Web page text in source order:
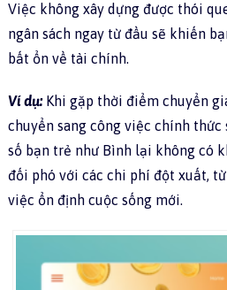
Việc không xây dựng được thói
ngân sách ngay từ đầu sẽ khiến
bất ổn về tài chính.
Ví dụ:Khi gặp thời điểm chuyển
chuyển sang công việc chính
số bạn trẻ như Bình lại không có
đối phó với các chi phí đột xuất,
việc ổn định cuộc sống mới.